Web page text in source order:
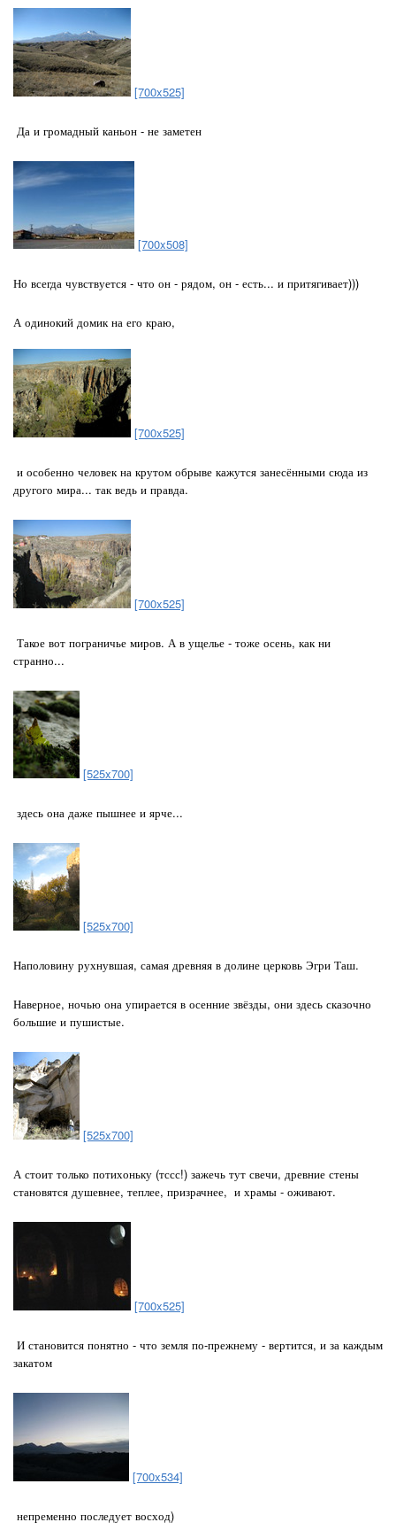
[700x525]
Да и громадный каньон - не заметен
[700x508]
Но всегда чувствуется - что он - рядом, он - есть... и притягивает)))
А одинокий домик на его краю,
[700x525]
и особенно человек на крутом обрыве кажутся занесёнными сюда из
другого мира... так ведь и правда.
[700x525]
Такое вот пограничье миров. А в ущелье - тоже осень, как ни
странно...
[525x700]
здесь она даже пышнее и ярче...
[525x700]
Наполовину рухнувшая, самая древняя в долине церковь Эгри Таш.
Наверное, ночью она упирается в осенние звёзды, они здесь сказочно
большие и пушистые.
[525x700]
А стоит только потихоньку (тссс!) зажечь тут свечи, древние стены
становятся душевнее, теплее, призрачнее, и храмы - оживают.
[700x525]
И становится понятно - что земля по-прежнему - вертится, и за каждым
закатом
[700x534]
непременно последует восход)